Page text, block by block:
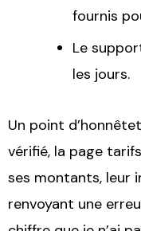
fournis
Le
les jours.
Un point
vérifié, la page
ses montants, leur
renvoyant une